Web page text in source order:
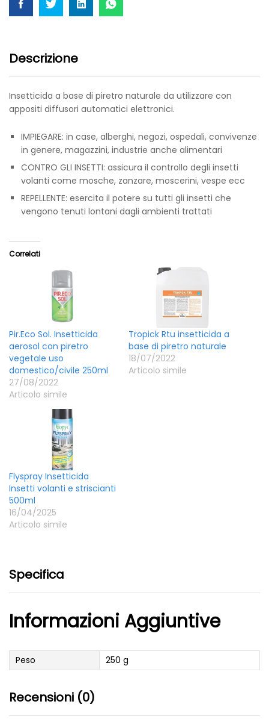
Descrizione
Insetticida a base di piretro naturale da utilizzare con
appositi diffusori automatici elettronici.
IMPIEGARE: in case, alberghi, negozi, ospedali, convivenze
in genere, magazzini, industrie anche alimentari
CONTRO GLI INSETTI: assicura il controllo degli insetti
volanti come mosche, zanzare, moscerini, vespe ecc
REPELLENTE: esercita il potere su tutti gli insetti che
vengono tenuti lontani dagli ambienti trattati
Correlati
Pir.Eco Sol. Insetticida
aerosol con piretro
vegetale uso
domestico/civile 250ml
27/08/2022
Articolo simile
Tropick Rtu insetticida a
base di piretro naturale
18/07/2022
Articolo simile
Flyspray Insetticida
Insetti volanti e striscianti
500ml
16/04/2025
Articolo simile
Specifica
Informazioni Aggiuntive
Peso 250 g
Recensioni (0)